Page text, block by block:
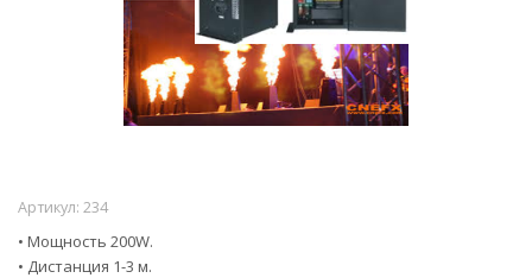
Артикул: 234
• Мощность 200W.
• Дистанция 1-3 м.